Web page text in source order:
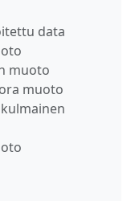
data
muoto
muoto